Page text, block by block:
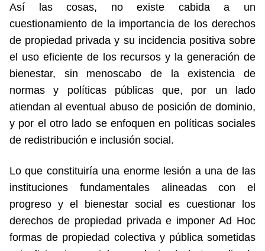
Así las cosas, no existe cabida a un
cuestionamiento de la importancia de los derechos
de propiedad privada y su incidencia positiva sobre
el uso eficiente de los recursos y la generación de
bienestar, sin menoscabo de la existencia de
normas y políticas públicas que, por un lado
atiendan al eventual abuso de posición de dominio,
y por el otro lado se enfoquen en políticas sociales
de redistribución e inclusión social.
Lo que constituiría una enorme lesión a una de las
instituciones fundamentales alineadas con el
progreso y el bienestar social es cuestionar los
derechos de propiedad privada e imponer Ad Hoc
formas de propiedad colectiva y pública sometidas